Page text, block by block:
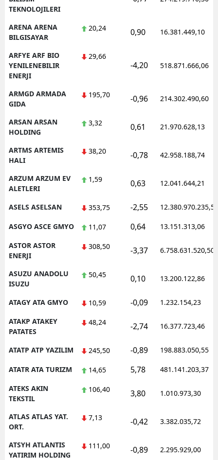
TEKNOLOJILERI
ARENA ARENA
BILGISAYAR
20,24 0,90 16.381.449,10
ARFYE ARF BIO
YENILENEBILIR
ENERJI
29,66
-4,20 518.871.666,06
ARMGD ARMADA
GIDA
195,70 -0,96 214.302.490,60
ARSAN ARSAN
HOLDING
3,32 0,61 21.970.628,13
ARTMS ARTEMIS
HALI
38,20 -0,78 42.958.188,74
ARZUM ARZUM EV
ALETLERI
1,59 0,63 12.041.644,21
ASELS ASELSAN 353,75 -2,55 12.380.970.235,50
ASGYO ASCE GMYO 11,07 0,64 13.151.313,06
ASTOR ASTOR
ENERJI
308,50 -3,37 6.758.631.520,50
ASUZU ANADOLU
ISUZU
50,45 0,10 13.200.122,86
ATAGY ATA GMYO 10,59 -0,09 1.232.154,23
ATAKP ATAKEY
PATATES
48,24 -2,74 16.377.723,46
ATATP ATP YAZILIM 245,50 -0,89 198.883.050,55
ATATR ATA TURIZM 14,65 5,78 481.141.203,37
ATEKS AKIN
TEKSTIL
106,40 3,80 1.010.973,30
ATLAS ATLAS YAT.
ORT.
7,13 -0,42 3.382.035,72
ATSYH ATLANTIS
YATIRIM HOLDING
111,00 -0,89 2.295.929,00